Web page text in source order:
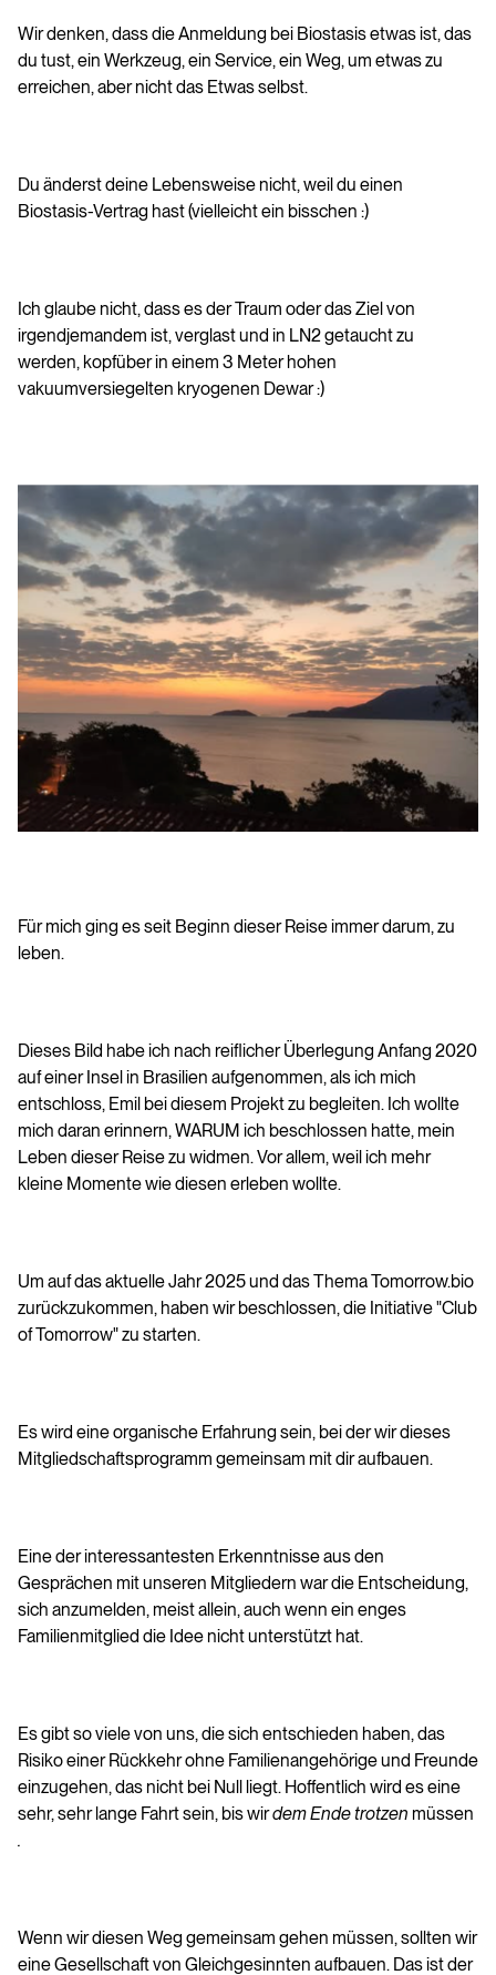
Wir denken, dass die Anmeldung bei Biostasis etwas ist, das
du tust, ein Werkzeug, ein Service, ein Weg, um etwas zu
erreichen, aber nicht das Etwas selbst.
Du änderst deine Lebensweise nicht, weil du einen
Biostasis-Vertrag hast (vielleicht ein bisschen :)
Ich glaube nicht, dass es der Traum oder das Ziel von
irgendjemandem ist, verglast und in LN2 getaucht zu
werden, kopfüber in einem 3 Meter hohen
vakuumversiegelten kryogenen Dewar :)
Für mich ging es seit Beginn dieser Reise immer darum, zu
leben.
Dieses Bild habe ich nach reiflicher Überlegung Anfang 2020
auf einer Insel in Brasilien aufgenommen, als ich mich
entschloss, Emil bei diesem Projekt zu begleiten. Ich wollte
mich daran erinnern, WARUM ich beschlossen hatte, mein
Leben dieser Reise zu widmen. Vor allem, weil ich mehr
kleine Momente wie diesen erleben wollte.
Um auf das aktuelle Jahr 2025 und das Thema Tomorrow.bio
zurückzukommen, haben wir beschlossen, die Initiative "Club
of Tomorrow" zu starten.
Es wird eine organische Erfahrung sein, bei der wir dieses
Mitgliedschaftsprogramm gemeinsam mit dir aufbauen.
Eine der interessantesten Erkenntnisse aus den
Gesprächen mit unseren Mitgliedern war die Entscheidung,
sich anzumelden, meist allein, auch wenn ein enges
Familienmitglied die Idee nicht unterstützt hat.
Es gibt so viele von uns, die sich entschieden haben, das
Risiko einer Rückkehr ohne Familienangehörige und Freunde
einzugehen, das nicht bei Null liegt. Hoffentlich wird es eine
sehr, sehr lange Fahrt sein, bis wirdem Ende trotzen müssen
.
Wenn wir diesen Weg gemeinsam gehen müssen, sollten wir
eine Gesellschaft von Gleichgesinnten aufbauen. Das ist der